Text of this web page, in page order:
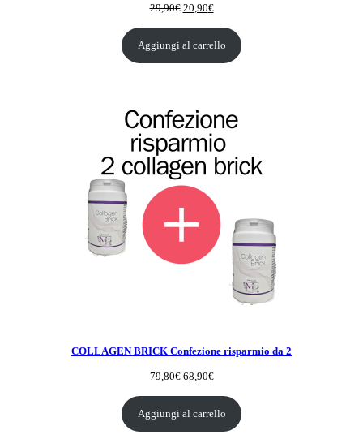
29,90€ Il
prezzo
originale
era:
20,90€Il
prezzo
attuale
è:
Aggiungi al carrello
COLLAGEN BRICK Confezione risparmio da 2
79,80€ Il
prezzo
originale
era:
68,90€Il
prezzo
attuale
è:
Aggiungi al carrello